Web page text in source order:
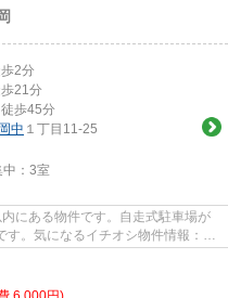
歩2分
歩21分
徒歩45分
中 １丁目11-25
： 3室
にある物件です。自走式駐車場が
。気になるイチオシ物件情報：